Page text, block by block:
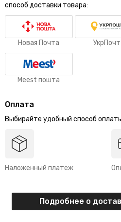
способ доставки товара:
Новая Почта
Meest пошта
Оплата
Выбирайте удобный способ
Наложенный платеж
Подробнее о